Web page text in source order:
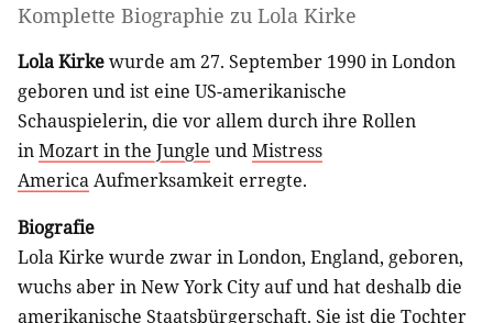
Komplette Biographie zu Lola Kirke
Lola Kirkewurde am 27. September 1990 in London
geboren und ist eine US-amerikanische
Schauspielerin, die vor allem durch ihre Rollen
inMozart in the Jungle undMistress
AmericaAufmerksamkeit erregte.
Biografie
Lola Kirke wurde zwar in London, England, geboren,
wuchs aber in New York City auf und hat deshalb die
amerikanische Staatsbürgerschaft. Sie ist die Tochter